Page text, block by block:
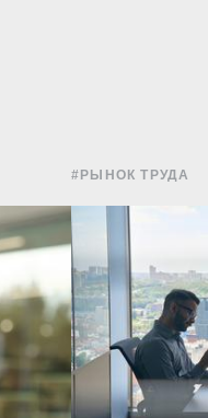
#РЫНОК ТРУДА